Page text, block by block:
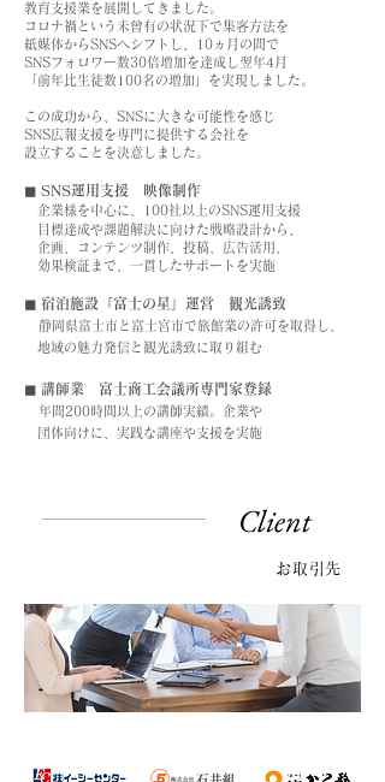
教育支援業を展開してきました。
コロナ禍という未曾有の状況下で集客方法を
紙媒体からSNSへシフトし、10ヵ月の間で
SNSフォロワー数30倍増加を達成し翌年4月
「前年比生徒数100名の増加」を実現しました。
この成功から、SNSに大きな可能性を感じ
SNS広報支援を専門に提供する会社を
設立することを決意しました。
◼︎ SNS運用支援 映像制作
企業様を中心に、100社以上のSNS運用支援
目標達成や課題解決に向けた戦略設計から、
企画、コンテンツ制作、投稿、広告活用、
効果検証まで、一貫したサポートを実施
◼︎ 宿泊施設「富士の星」運営 観光誘致
静岡県富士市と富士宮市で旅館業の許可を取得し、
地域の魅力発信と観光誘致に取り組む
◼︎ 講師業 富士商工会議所専門家登録​
年間200時間以上の講師実績。 企業や
団体向けに、実践な講座や支援を実施
Client
お取引先